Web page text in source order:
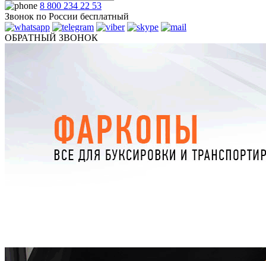
8 800 234 22 53
Звонок по России бесплатный
ОБРАТНЫЙ ЗВОНОК